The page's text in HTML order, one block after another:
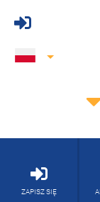
ZAPISZ SIĘ